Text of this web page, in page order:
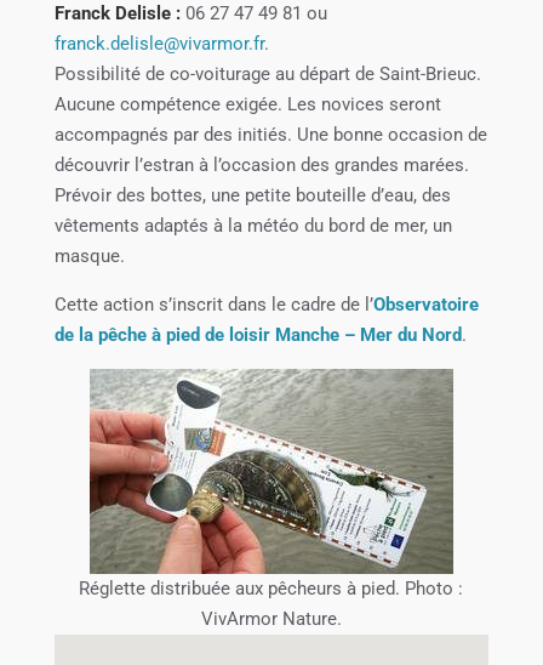
Franck Delisle :06 27 47 49 81 ou
franck.delisle@vivarmor.fr.
Possibilité de co-voiturage au départ de Saint-Brieuc.
Aucune compétence exigée. Les novices seront
accompagnés par des initiés. Une bonne occasion de
découvrir l’estran à l’occasion des grandes marées.
Prévoir des bottes, une petite bouteille d’eau, des
vêtements adaptés à la météo du bord de mer, un
masque.
Cette action s’inscrit dans le cadre de l’Observatoire
de la pêche à pied de loisir Manche – Mer du Nord.
Réglette distribuée aux pêcheurs à pied. Photo :
VivArmor Nature.